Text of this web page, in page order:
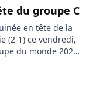
du groupe C
en tête de la
(2-1) ce vendredi,
du monde 2026.
classement après